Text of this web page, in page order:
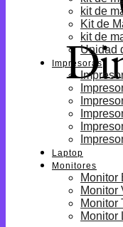
kit de
Kit de
kit de
Unidad
Impresoras
Laptop
Monitores
Monitor
Monitor
Monitor
Monitor